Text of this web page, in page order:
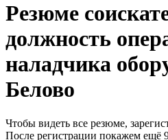
Резюме
должность
наладчика
Белово
Чтобы видеть все резюме,
После регистрации покажем ещё